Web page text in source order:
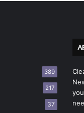
389
217
37